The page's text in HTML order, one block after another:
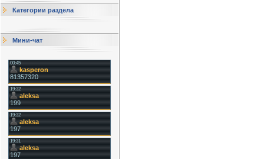
Категории раздела
Мини-чат